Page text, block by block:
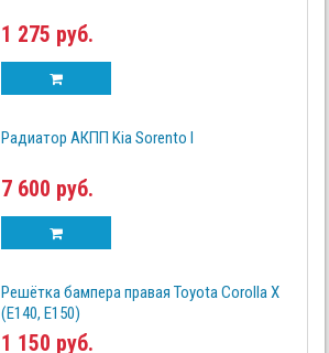
1 275 руб.
Радиатор АКПП Kia Sorento I
7 600 руб.
Решётка бампера правая Toyota Corolla X
(E140, E150)
1 150 руб.